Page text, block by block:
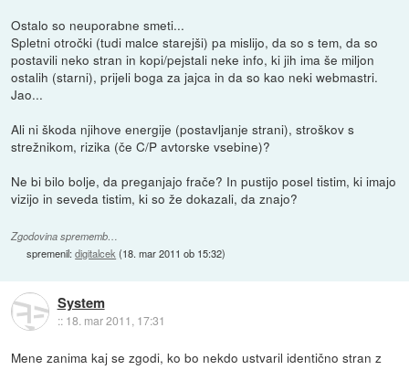
Ostalo so neuporabne smeti...
Spletni otročki (tudi malce starejši) pa mislijo, da so s tem, da so
postavili neko stran in kopi/pejstali neke info, ki jih ima še miljon
ostalih (starni), prijeli boga za jajca in da so kao neki webmastri.
Jao...
Ali ni škoda njihove energije (postavljanje strani), stroškov s
strežnikom, rizika (če C/P avtorske vsebine)?
Ne bi bilo bolje, da preganjajo frače? In pustijo posel tistim, ki imajo
vizijo in seveda tistim, ki so že dokazali, da znajo?
Zgodovina sprememb…
spremenil:digitalcek (18. mar 2011 ob 15:32)
System
:: 18. mar 2011, 17:31
Mene zanima kaj se zgodi, ko bo nekdo ustvaril identično stran z